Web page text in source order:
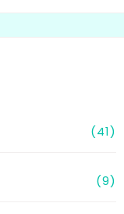
(41)
(9)